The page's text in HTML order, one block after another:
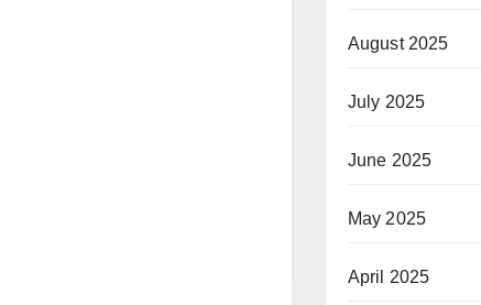
August 2025
July 2025
June 2025
May 2025
April 2025